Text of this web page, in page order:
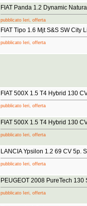
FIAT Panda 1.2 Dynamic
pubblicato Ieri, offerta
FIAT Tipo 1.6 Mjt S&S SW City
pubblicato Ieri, offerta
FIAT 500X 1.5 T4 Hybrid 130
pubblicato Ieri, offerta
FIAT 500X 1.5 T4 Hybrid 130
pubblicato Ieri, offerta
LANCIA Ypsilon 1.2 69 CV 5p.
pubblicato Ieri, offerta
PEUGEOT 2008 PureTech 130
pubblicato Ieri, offerta